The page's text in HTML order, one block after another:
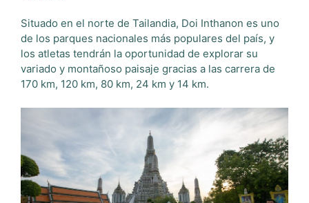
Situado en el norte de Tailandia, Doi Inthanon es uno
de los parques nacionales más populares del país, y
los atletas tendrán la oportunidad de explorar su
variado y montañoso paisaje gracias a las carrera de
170 km, 120 km, 80 km, 24 km y 14 km.